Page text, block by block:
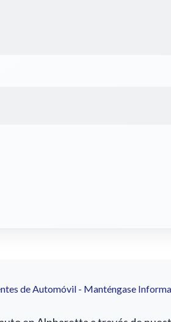
de Automóvil - Manténgase